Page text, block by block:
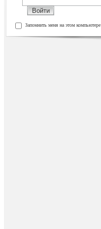
Запомнить меня на этом компьютере